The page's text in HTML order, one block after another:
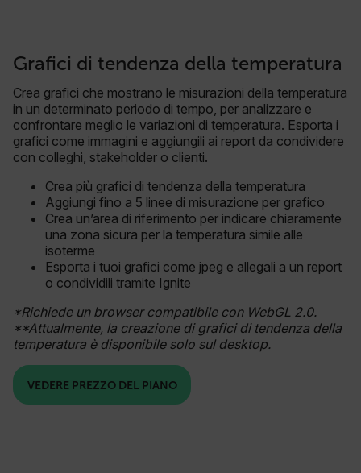
Grafici di tendenza della temperatura
Crea grafici che mostrano le misurazioni della temperatura
in un determinato periodo di tempo, per analizzare e
confrontare meglio le variazioni di temperatura. Esporta i
grafici come immagini e aggiungili ai report da condividere
con colleghi, stakeholder o clienti.
Crea più grafici di tendenza della temperatura
Aggiungi fino a 5 linee di misurazione per grafico
Crea un’area di riferimento per indicare chiaramente
una zona sicura per la temperatura simile alle
isoterme
Esporta i tuoi grafici come jpeg e allegali a un report
o condividili tramite Ignite
*Richiede un browser compatibile con WebGL 2.0.
**Attualmente, la creazione di grafici di tendenza della
temperatura è disponibile solo sul desktop.
VEDERE PREZZO DEL PIANO